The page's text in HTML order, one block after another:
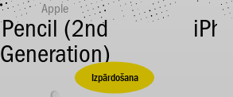
Apple
Pencil (2nd
Generation)
Izpārdošana